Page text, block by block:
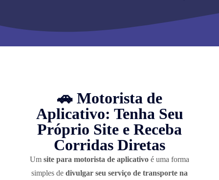
🚗 Motorista de
Aplicativo: Tenha Seu
Próprio Site e Receba
Corridas Diretas
Um site para motorista de aplicativo é uma forma
simples de divulgar seu serviço de transporte na